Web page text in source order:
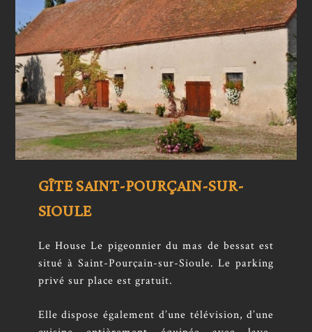
GÎTE SAINT-POURÇAIN-SUR-
SIOULE
Le House Le pigeonnier du mas de bessat est
situé à Saint-Pourçain-sur-Sioule. Le parking
privé sur place est gratuit.
Elle dispose également d’une télévision, d’une